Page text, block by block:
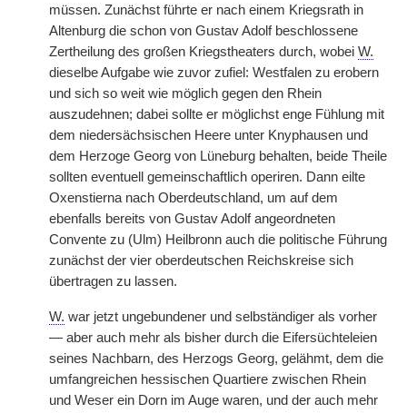
müssen. Zunächst führte er nach einem Kriegsrath in
Altenburg die schon von Gustav Adolf beschlossene
Zertheilung des großen Kriegstheaters durch, wobei W.
dieselbe Aufgabe wie zuvor zufiel: Westfalen zu erobern
und sich so weit wie möglich gegen den Rhein
auszudehnen; dabei sollte er möglichst enge Fühlung mit
dem niedersächsischen Heere unter Knyphausen und
dem Herzoge Georg von Lüneburg behalten, beide Theile
sollten eventuell gemeinschaftlich operiren. Dann eilte
Oxenstierna nach Oberdeutschland, um auf dem
ebenfalls bereits von Gustav Adolf angeordneten
Convente zu (Ulm) Heilbronn auch die politische Führung
zunächst der vier oberdeutschen Reichskreise sich
übertragen zu lassen.
W. war jetzt ungebundener und selbständiger als vorher
— aber auch mehr als bisher durch die Eifersüchteleien
seines Nachbarn, des Herzogs Georg, gelähmt, dem die
umfangreichen hessischen Quartiere zwischen Rhein
und Weser ein Dorn im Auge waren, und der auch mehr